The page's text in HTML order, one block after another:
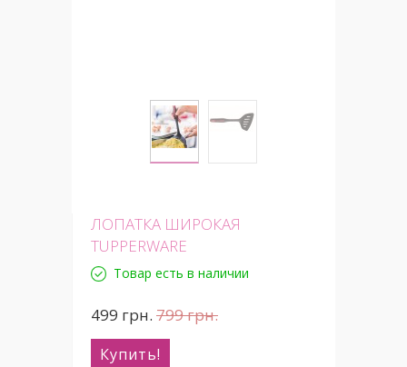
ЛОПАТКА ШИРОКАЯ
TUPPERWARE
Товар есть в наличии
499 грн. 799грн.
Купить!